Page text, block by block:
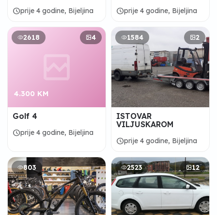
scheduleprije 4 godine, Bijeljina
scheduleprije 4 godine, Bijeljina
2618 4
4.300 KM
Golf 4
scheduleprije 4 godine, Bijeljina
1584 2
ISTOVAR
VILJUSKAROM
scheduleprije 4 godine, Bijeljina
803 2523 12